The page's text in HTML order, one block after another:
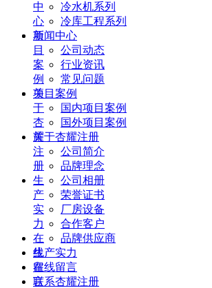
中
心
项
目
案
例
关
于
杏
耀
注
册
生
产
实
力
在
线
留
言
冷水机系列
冷库工程系列
新闻中心
公司动态
行业资讯
常见问题
项目案例
国内项目案例
国外项目案例
关于杏耀注册
公司简介
品牌理念
公司相册
荣誉证书
厂房设备
合作客户
品牌供应商
生产实力
在线留言
联系杏耀注册